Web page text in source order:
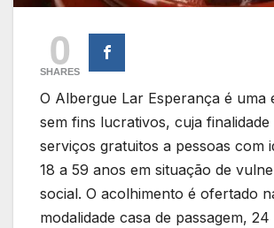
0
SHARES
O Albergue Lar Esperança é uma
sem fins lucrativos, cuja
serviços gratuitos a pessoas com
18 a 59 anos em situação de
social. O acolhimento é ofertado
modalidade casa de passagem,